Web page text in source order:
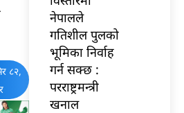
८२,
नेपालले
गतिशील पुलको
भूमिका निर्वाह
गर्न सक्छ :
परराष्ट्रमन्त्री
खनाल